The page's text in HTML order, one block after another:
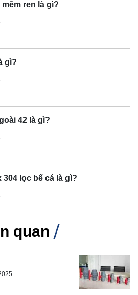
ren là gì?
gì?
42 là gì?
304 lọc bể cá là gì?
quan